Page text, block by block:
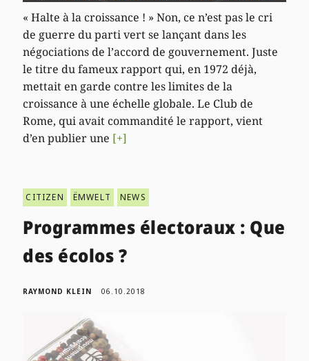
« Halte à la croissance ! » Non, ce n’est pas le cri
de guerre du parti vert se lançant dans les
négociations de l’accord de gouvernement. Juste
le titre du fameux rapport qui, en 1972 déjà,
mettait en garde contre les limites de la
croissance à une échelle globale. Le Club de
Rome, qui avait commandité le rapport, vient
d’en publier une [+]
CITIZEN ËMWELT NEWS
Programmes électoraux : Que
des écolos ?
RAYMOND KLEIN 06.10.2018